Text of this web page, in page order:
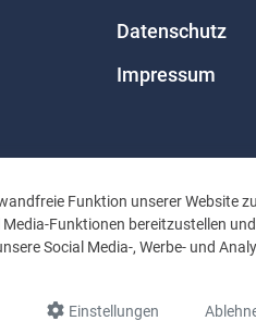
Funktion unserer Website
Funktionen bereitzustellen
Social Media-, Werbe- und
Einstellungen
Datenschutz
Impressum